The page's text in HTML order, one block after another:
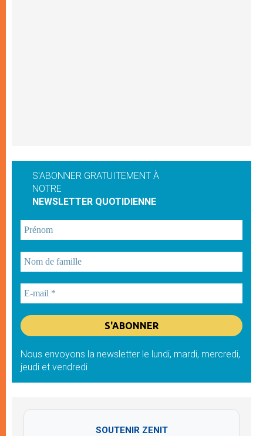
S'ABONNER GRATUITEMENT À
NOTRE
NEWSLETTER QUOTIDIENNE
Nous envoyons la newsletter le lundi, mardi, mercredi,
jeudi et vendredi
SOUTENIR ZENIT